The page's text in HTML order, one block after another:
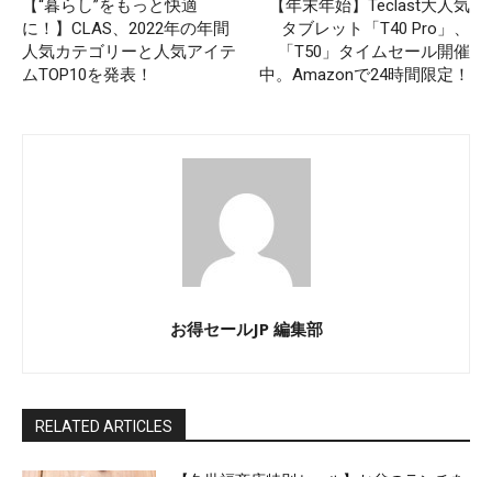
【“暮らし”をもっと快適
に！】CLAS、2022年の年間
人気カテゴリーと人気アイテ
ムTOP10を発表！
【年末年始】Teclast大人気
タブレット「T40 Pro」、
「T50」タイムセール開催
中。Amazonで24時間限定！
お得セールJP 編集部
RELATED ARTICLES